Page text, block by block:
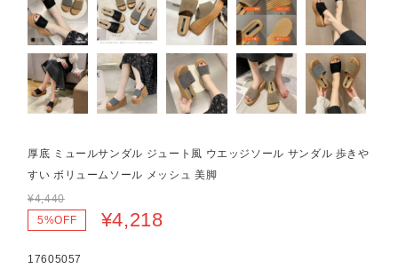
厚底 ミュールサンダル ジュート風 ウエッジソール サンダル 歩きや
すい ボリュームソール メッシュ 美脚
¥4,440
5%OFF
¥4,218
17605057